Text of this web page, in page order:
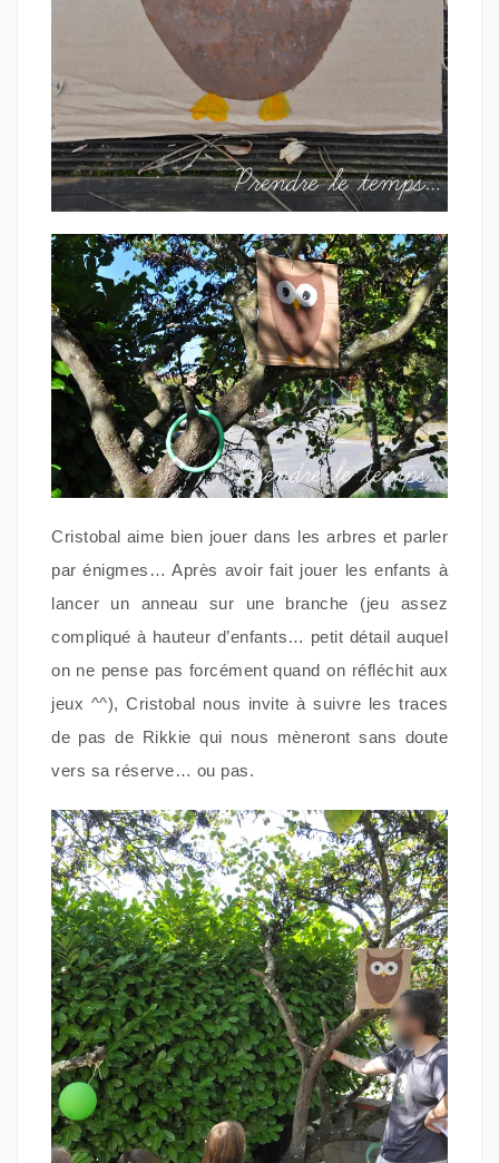
Cristobal aime bien jouer dans les arbres et parler
par énigmes… Après avoir fait jouer les enfants à
lancer un anneau sur une branche (jeu assez
compliqué à hauteur d’enfants… petit détail auquel
on ne pense pas forcément quand on réfléchit aux
jeux ^^), Cristobal nous invite à suivre les traces
de pas de Rikkie qui nous mèneront sans doute
vers sa réserve… ou pas.